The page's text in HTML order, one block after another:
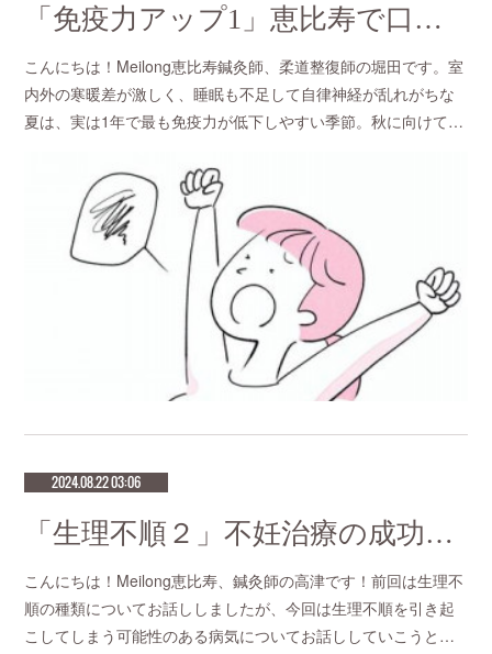
「免疫力アップ1」恵比寿で口コミNo.1美容鍼灸ならmeilong
こんにちは！Meilong恵比寿鍼灸師、柔道整復師の堀田です。室
内外の寒暖差が激しく、睡眠も不足して自律神経が乱れがちな
夏は、実は1年で最も免疫力が低下しやすい季節。秋に向けて…
2024.08.22 03:06
「生理不順２」不妊治療の成功率が高い鍼灸サロン 恵比寿meilong
こんにちは！Meilong恵比寿、鍼灸師の高津です！前回は生理不
順の種類についてお話ししましたが、今回は生理不順を引き起
こしてしまう可能性のある病気についてお話ししていこうと…